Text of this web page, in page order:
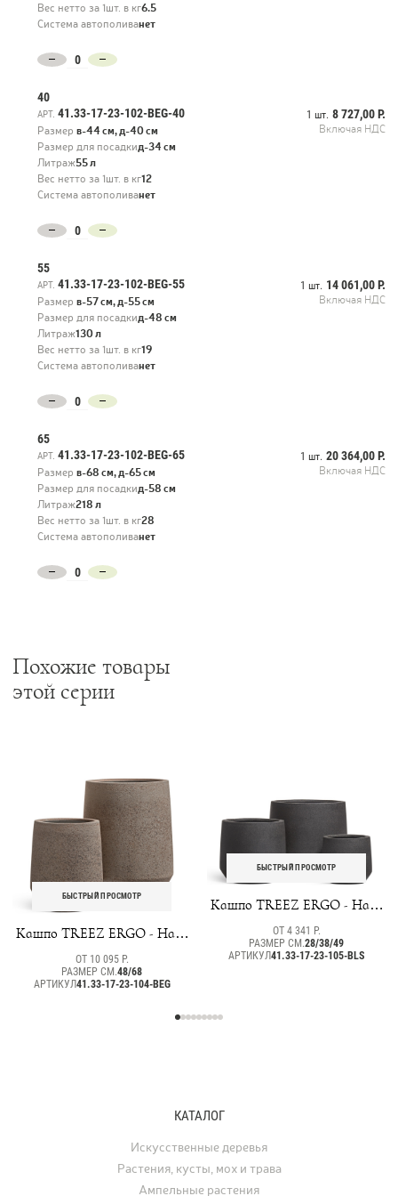
настоящей каменной крошки, цемента и полимерной смолы).
Фибробетон полностью имитирует фактуру камня, но имеет
могут быть прекрасно использованы для садового дизайна, летних
веранд и террас, а также занять достойное место при современном
низкие минусовые температуры. Для использования на улице
необходимо просверлить в кашпо дренажные отверстия. Если же вам
нужны идеальные интерьерные кашпо, то обратите внимание на
премиальную коллекцию Treez Effectory.
Вес нетто за 1шт. в кг6.5
Система автополиванет
40
АРТ. 41.33-17-23-102-BEG-40
Размер в-44 см, д-40 см
1 шт. 8 727,00 Р.
Включая НДС
Размер для посадкид-34 см
Литраж55 л
Вес нетто за 1шт. в кг12
Система автополиванет
55
АРТ. 41.33-17-23-102-BEG-55
Размер в-57 см, д-55 см
1 шт. 14 061,00 Р.
Включая НДС
Размер для посадкид-48 см
Литраж130 л
Вес нетто за 1шт. в кг19
Система автополиванет
65
АРТ. 41.33-17-23-102-BEG-65
Размер в-68 см, д-65 см
1 шт. 20 364,00 Р.
Включая НДС
Размер для посадкид-58 см
Литраж218 л
Вес нетто за 1шт. в кг28
Система автополиванет
Похожие товары
этой серии
БЫСТРЫЙ ПРОСМОТР
Кашпо TREEZ ERGO - Hard
Rock - Высокая
трапециевидная чаша - Песок
серый беж
ОТ 10 095 Р.
РАЗМЕР СМ.48/68
АРТИКУЛ41.33-17-23-104-BEG
БЫСТРЫЙ ПРОСМОТР
Кашпо TREEZ ERGO - Hard
Rock - Трапециевидная чаша
- Чёрный песок
ОТ 4 341 Р.
РАЗМЕР СМ.28/38/49
АРТИКУЛ41.33-17-23-105-BLS
КАТАЛОГ
Искусственные деревья
Растения, кусты, мох и трава
Ампельные растения